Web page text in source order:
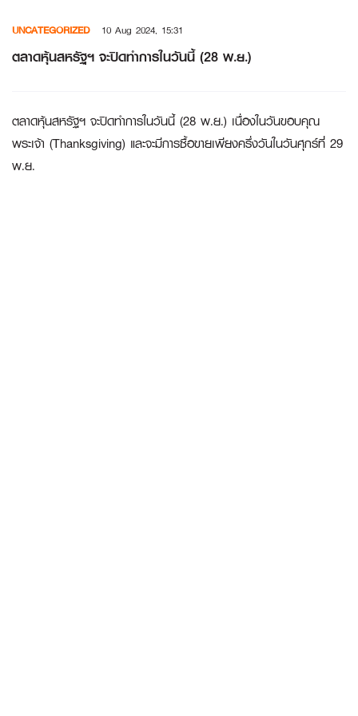
content
UNCATEGORIZED 10 Aug 2024, 15:31
ตลาดหุ้นสหรัฐฯ จะปิดทำการในวันนี้ (28 พ.ย.)
ตลาดหุ้นสหรัฐฯ จะปิดทำการในวันนี้ (28 พ.ย.) เนื่องในวันขอบคุณ
พระเจ้า (Thanksgiving) และจะมีการซื้อขายเพียงครึ่งวันในวันศุกร์ที่ 29
พ.ย.